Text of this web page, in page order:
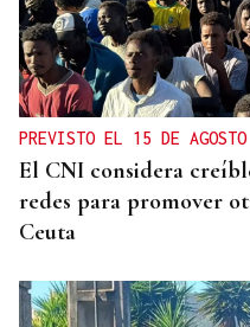
PREVISTO EL 15 DE AGOSTO
El CNI considera
redes para promover
Ceuta